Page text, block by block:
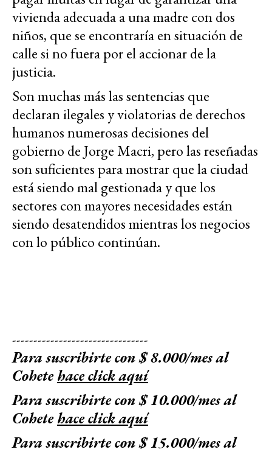
vivienda adecuada a una madre con dos
niños, que se encontraría en situación de
calle si no fuera por el accionar de la
justicia.
Son muchas más las sentencias que
declaran ilegales y violatorias de derechos
humanos numerosas decisiones del
gobierno de Jorge Macri, pero las reseñadas
son suficientes para mostrar que la ciudad
está siendo mal gestionada y que los
sectores con mayores necesidades están
siendo desatendidos mientras los negocios
con lo público continúan.
--------------------------------
Para suscribirte con $ 8.000/mes al
Cohetehace click aquí
Para suscribirte con $ 10.000/mes al
Cohetehace click aquí
Para suscribirte con $ 15.000/mes al